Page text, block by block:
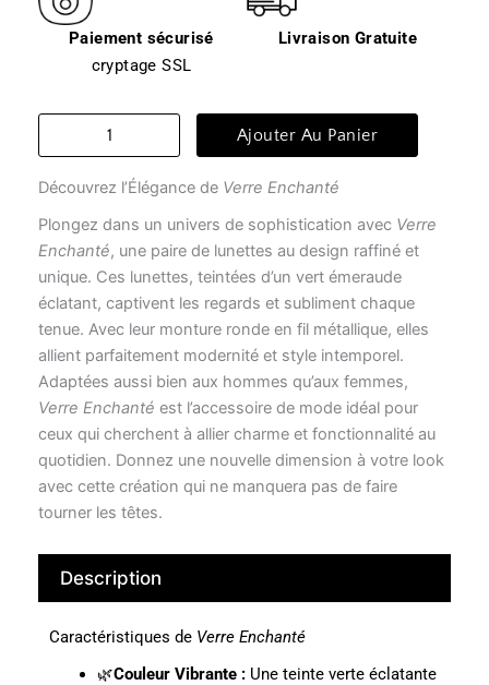
Paiement sécurisé
cryptage SSL
Livraison Gratuite
quantité
transparentes
verre
enchanté
Ajouter Au Panier
Découvrez l’Élégance de Verre Enchanté
Plongez dans un univers de sophistication avec Verre
Enchanté, une paire de lunettes au design raffiné et
unique. Ces lunettes, teintées d’un vert émeraude
éclatant, captivent les regards et subliment chaque
tenue. Avec leur monture ronde en fil métallique, elles
allient parfaitement modernité et style intemporel.
Adaptées aussi bien aux hommes qu’aux femmes,
Verre Enchanté est l’accessoire de mode idéal pour
ceux qui cherchent à allier charme et fonctionnalité au
quotidien. Donnez une nouvelle dimension à votre look
avec cette création qui ne manquera pas de faire
tourner les têtes.
Description
Caractéristiques de Verre Enchanté
🌿Couleur Vibrante :Une teinte verte éclatante